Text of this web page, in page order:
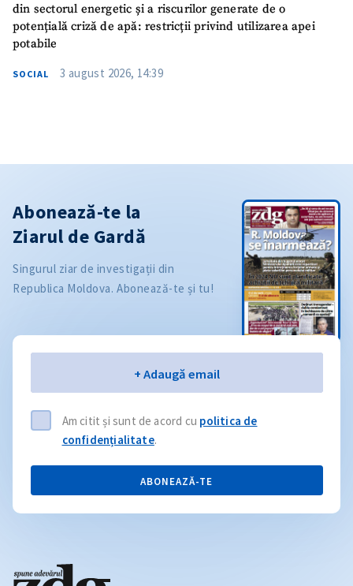
din sectorul energetic și a riscurilor generate de o
potențială criză de apă: restricții privind utilizarea apei
potabile
SOCIAL 3 august 2026, 14:39
Abonează-te la
Ziarul de Gardă
Singurul ziar de investigații din
Republica Moldova. Abonează-te și tu!
+ Adaugă email
Am citit și sunt de acord cu politica de
confidențialitate.
ABONEAZĂ-TE